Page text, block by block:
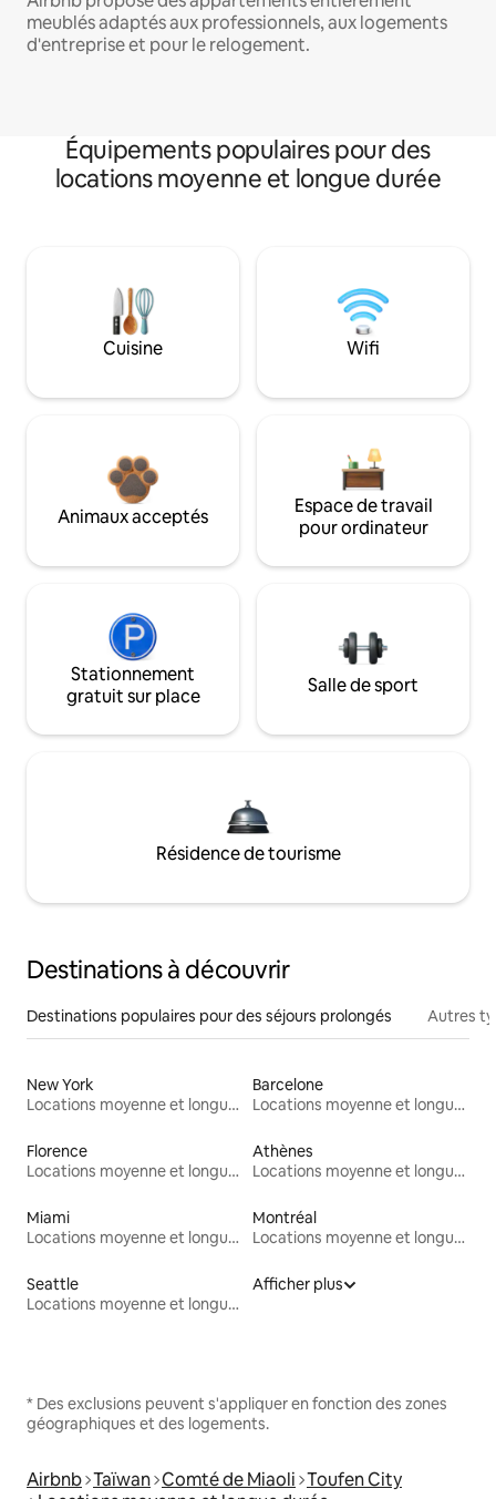
meublés adaptés aux professionnels, aux logements
d'entreprise et pour le relogement.
Équipements populaires pour des
locations moyenne et longue durée
Cuisine Wifi
Animaux acceptés
Espace de travail
pour ordinateur
Stationnement
gratuit sur place
Salle de sport
Résidence de tourisme
Destinations à découvrir
Destinations populaires pour des séjours prolongés Autres
New York
Locations moyenne et longue durée
Barcelone
Locations moyenne et longue durée
Florence
Locations moyenne et longue durée
Athènes
Locations moyenne et longue durée
Miami
Locations moyenne et longue durée
Montréal
Locations moyenne et longue durée
Seattle
Locations moyenne et longue durée
Afficher plus
* Des exclusions peuvent s'appliquer en fonction des zones
géographiques et des logements.
Airbnb Taïwan Comté de Miaoli Toufen City